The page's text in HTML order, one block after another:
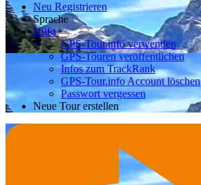
Neu Registrieren
Sprache
Hilfe
GPS-Tour.info verwenden
GPS-Touren veröffentlichen
Infos zum TrackRank
GPS-Tour.info Account löschen
Passwort vergessen
Neue Tour erstellen